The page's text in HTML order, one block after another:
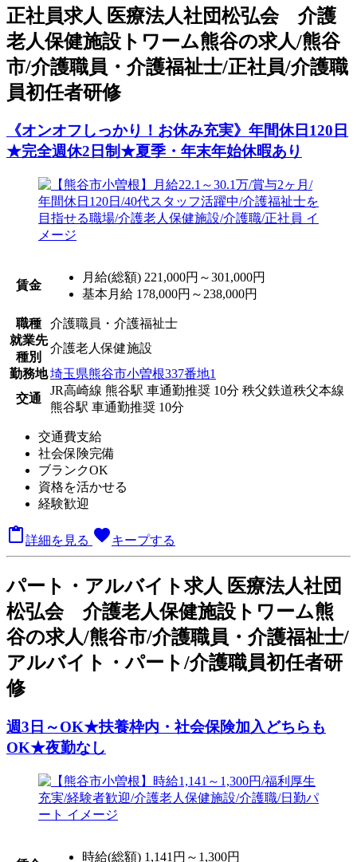
正社員求人 医療法人社団松弘会 介護
老人保健施設トワーム熊谷の求人/熊谷
市/介護職員・介護福祉士/正社員/介護職
員初任者研修
《オンオフしっかり！お休み充実》年間休日120日
★完全週休2日制★夏季・年末年始休暇あり
賃金
月給(総額) 221,000円～301,000円
基本月給 178,000円～238,000円
職種
介護職員・介護福祉士
就業先
種別
介護老人保健施設
勤務地 埼玉県熊谷市小曽根337番地1
交通
JR高崎線 熊谷駅 車通勤推奨 10分 秩父鉄道秩父本線
熊谷駅 車通勤推奨 10分
交通費支給
社会保険完備
ブランクOK
資格を活かせる
経験歓迎
詳細を見る favoriteキープする
パート ・アルバイト求人 医療法人社団
松弘会 介護老人保健施設トワーム熊
谷の求人/熊谷市/介護職員・介護福祉士/
アルバイト・パート/介護職員初任者研
修
週3日～OK★扶養枠内・社会保険加入どちらも
OK★夜勤なし
時給(総額) 1,141円～1,300円